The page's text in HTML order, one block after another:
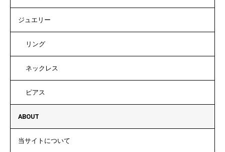
ジュエリー
リング
ネックレス
ピアス
ABOUT
当サイトについて